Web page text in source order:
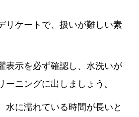
リケートで、扱いが難しい素
表示を必ず確認し、水洗いが
ーニングに出しましょう。
水に濡れている時間が長いと